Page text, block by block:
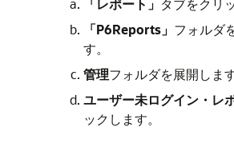
「P6Reports」 フォルダ
す。
管理フォルダを展開します
ユーザー未ログイン・レ
ックします。